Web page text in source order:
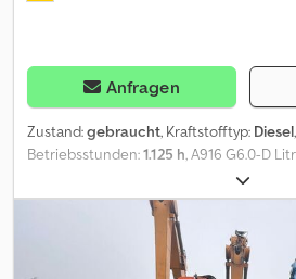
Anfragen
Zustand:gebraucht, Kraftstofftyp: Diesel
Betriebsstunden:1.125 h, A916 G6.0-D
Abgasstufe V; Rohrbruchsicherung
Abstützplanierschild hinten 2.550 mm
Liebherr EM 22 (290-90-20 PR 18);
Fahrersitz Comfort; LED Scheinwerfer;
Scheren und Greifer; Verstellausleger